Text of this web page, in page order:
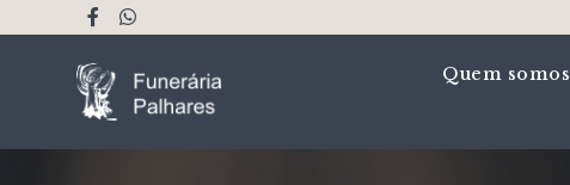
Quem somos